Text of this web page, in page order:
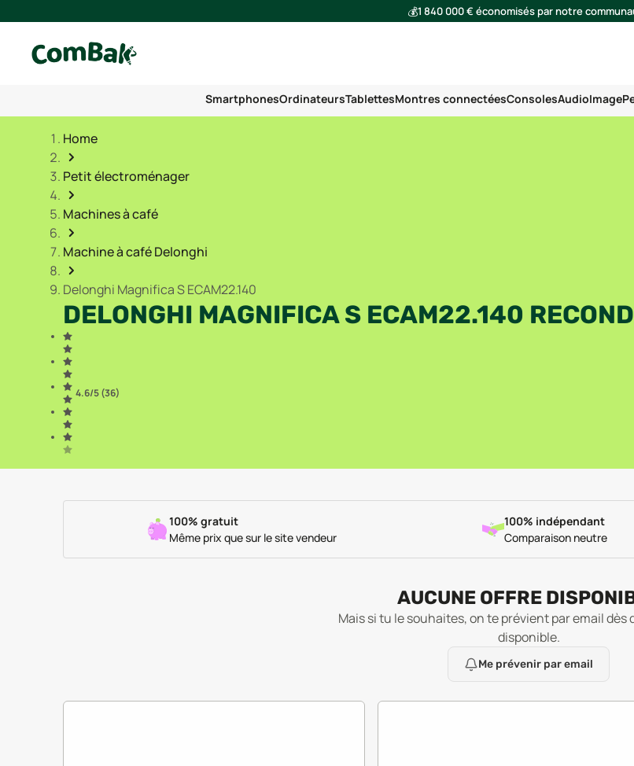
💰1 840 000 € économisés par notre
SmartphonesOrdinateursTablettesMontres connectéesConsolesAudioImage
Home
Petit électroménager
Machines à café
Machine à café Delonghi
Delonghi Magnifica S ECAM22.140
DELONGHI MAGNIFICA S ECAM22.140
4.6/5 (36)
100% gratuit
Même prix que sur le site vendeur
100% indépendant
Comparaison neutre
AUCUNE OFFRE
Mais si tu le souhaites, on te prévient par email dès
disponible.
Me prévenir par email